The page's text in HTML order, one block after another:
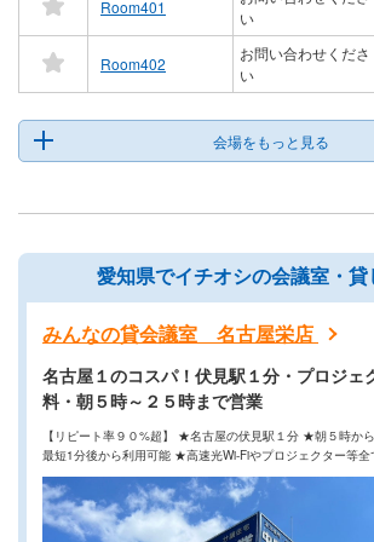
Room401
い
Room402
お問い合わせくださ
い
会場をもっと見る
愛知県でイチオシの会議室・
みんなの貸会議室 名古屋栄店
名古屋１のコスパ！伏見駅１分・プロジェ
料・朝５時～２５時まで営業
【リピート率９０%超】 ★名古屋の伏見駅１分 ★朝５時か
最短1分後から利用可能 ★高速光Wi-Fiやプロジェクター等全て無料 みんな
室『名古屋栄店』は、名古屋市の伏見駅すぐ朝５時から２
クター、高速Wi-Fiなどオプション無料で６人～最大７２人
す。会議、セミナー、研修、説明会、各種イベントなど、
ております